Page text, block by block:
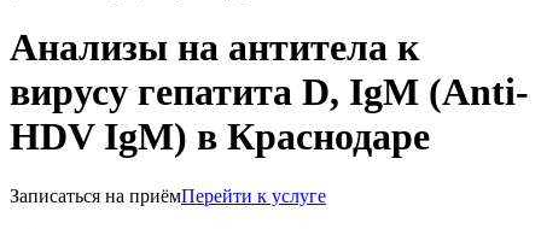
Анализы на антитела к
вирусу гепатита D, IgM (Anti-
HDV IgM) в Краснодаре
Записаться на приёмПерейти к услуге